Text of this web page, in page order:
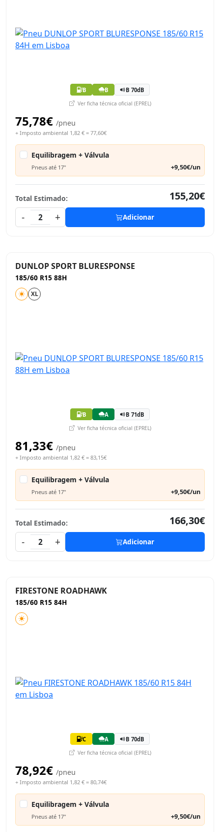
B B B 70dB
Ver ficha técnica oficial (EPREL)
75,78€ /pneu
+ Imposto ambiental 1,82 € = 77,60€
Equilibragem + Válvula
Pneus até 17" +9,50€/un
Total Estimado:
155,20€
-
2 + Adicionar
DUNLOP SPORT BLURESPONSE
185/60 R15 88H
XL
B A B 71dB
Ver ficha técnica oficial (EPREL)
81,33€ /pneu
+ Imposto ambiental 1,82 € = 83,15€
Equilibragem + Válvula
Pneus até 17" +9,50€/un
Total Estimado:
166,30€
-
2 + Adicionar
FIRESTONE ROADHAWK
185/60 R15 84H
C A B 70dB
Ver ficha técnica oficial (EPREL)
78,92€ /pneu
+ Imposto ambiental 1,82 € = 80,74€
Equilibragem + Válvula
Pneus até 17" +9,50€/un